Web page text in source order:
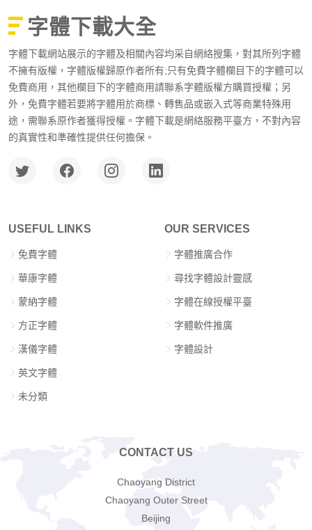
字體下載大全
字體下載網站展示的字體及相關內容均采自網絡搜集，對其所列字體
不擁有版權，字體版權歸原作者所有;只有免費字體欄目下的字體可以
免費商用，其他欄目下的字體商用請聯系字體版權方購買授權；另
外，免費字體若要將字體用於商標、轉售品或嵌入式等商業特殊用
途，需聯系原作者獲得授權。字體下載是網絡服務平臺方，不對內容
的真實性和準確性提供任何擔保。
USEFUL LINKS
免費字體
華康字體
蒙納字體
方正字體
漢儀字體
英文字體
未分類
OUR SERVICES
字體推廣合作
尋找字體設計靈感
字體在線授權平臺
字體軟件推廣
字體設計
CONTACT US
Chaoyang District
Chaoyang Outer Street
Beijing